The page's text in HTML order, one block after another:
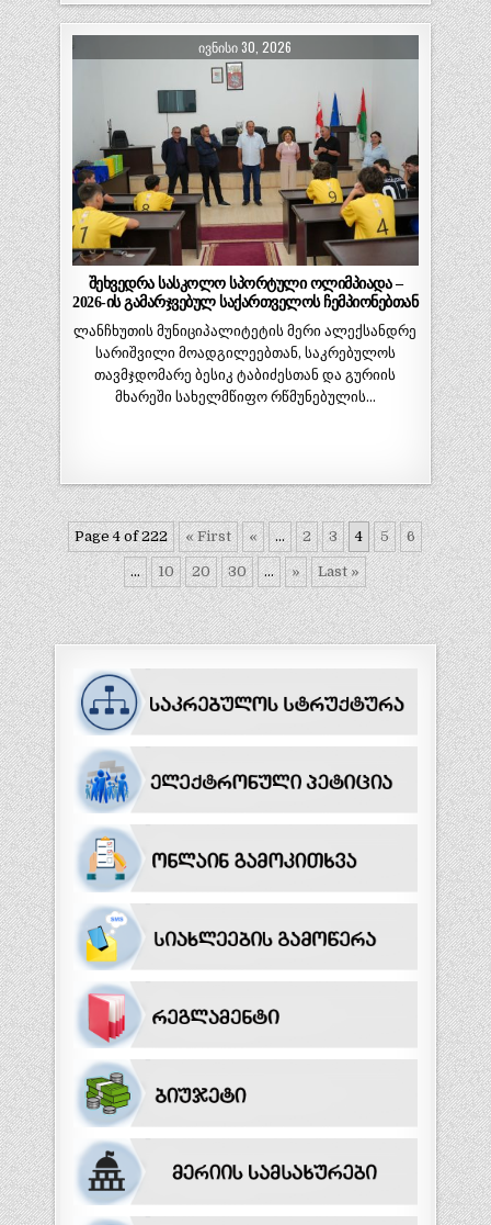
ᲘᲕᲜᲘᲡᲘ 30, 2026
შეხვედრა სასკოლო სპორტული ოლიმპიადა –
2026-ის გამარჯვებულ საქართველოს ჩემპიონებთან
ლანჩხუთის მუნიციპალიტეტის მერი ალექსანდრე
სარიშვილი მოადგილეებთან, საკრებულოს
თავმჯდომარე ბესიკ ტაბიძესთან და გურიის
მხარეში სახელმწიფო რწმუნებულის…
Page 4 of 222 « First « ... 2 3 4 5 6
... 10 20 30 ... » Last »